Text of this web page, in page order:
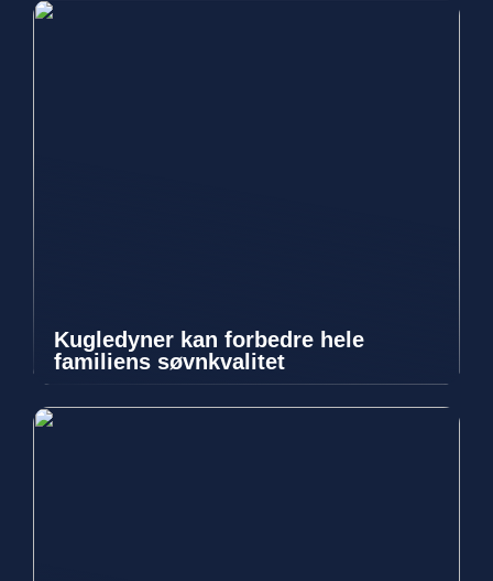
Kugledyner kan forbedre hele
familiens søvnkvalitet